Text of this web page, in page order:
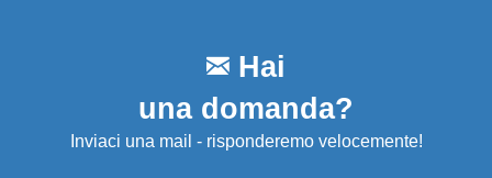
Hai
una domanda?
Inviaci una mail - risponderemo velocemente!